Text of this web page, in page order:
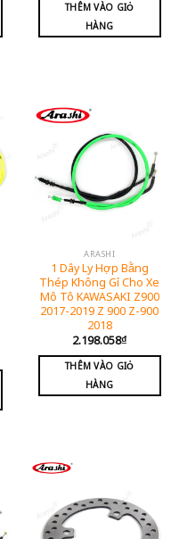
THÊM VÀO GIỎ
HÀNG
ARASHI
1 Dây Ly Hợp Bằng
Thép Không Gỉ Cho Xe
Mô Tô KAWASAKI Z900
2017-2019 Z 900 Z-900
2018
2.198.058₫
THÊM VÀO GIỎ
HÀNG